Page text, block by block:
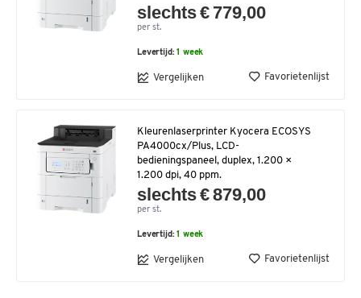
slechts € 779,00
per st.
Levertijd:1 week
Vergelijken Favorietenlijst
Kleurenlaserprinter Kyocera ECOSYS
PA4000cx/Plus, LCD-
bedieningspaneel, duplex, 1.200 ×
1.200 dpi, 40 ppm.
slechts € 879,00
per st.
Levertijd:1 week
Vergelijken Favorietenlijst